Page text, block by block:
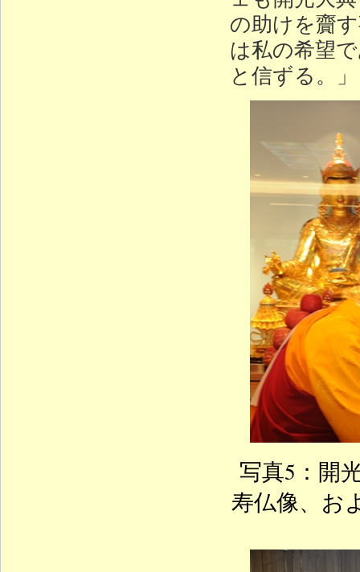
の助けを齎
は私の希望
と信ずる。
写真5：開
寿仏像、お